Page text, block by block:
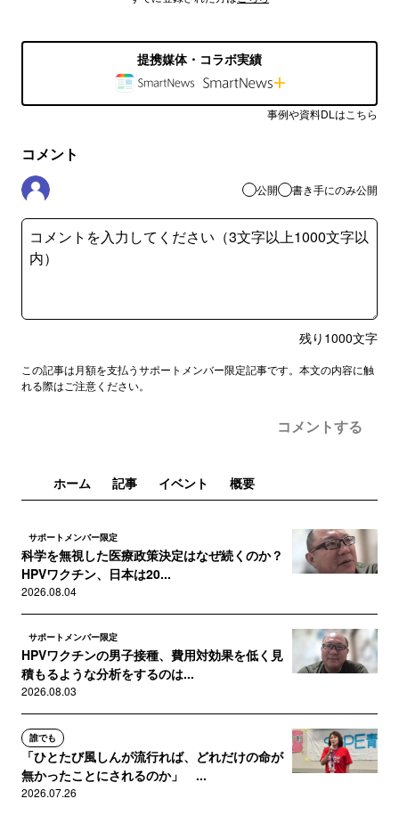
提携媒体・コラボ実績
事例や資料DLはこちら
コメント
公開 書き手にのみ公開
残り 1000文字
この記事は月額を支払うサポートメンバー限定記事です。本文の内容に触
れる際はご注意ください。
コメントする
ホーム 記事 イベント 概要
サポートメンバー限定
科学を無視した医療政策決定はなぜ続くのか？
HPVワクチン、日本は20...
2026.08.04
サポートメンバー限定
HPVワクチンの男子接種、費用対効果を低く見
積もるような分析をするのは...
2026.08.03
誰でも
「ひとたび風しんが流行れば、どれだけの命が
無かったことにされるのか」 ...
2026.07.26